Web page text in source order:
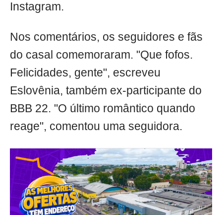
Instagram.
Nos comentários, os seguidores e fãs
do casal comemoraram. "Que fofos.
Felicidades, gente", escreveu
Eslovênia, também ex-participante do
BBB 22. "O último romântico quando
reage", comentou uma seguidora.